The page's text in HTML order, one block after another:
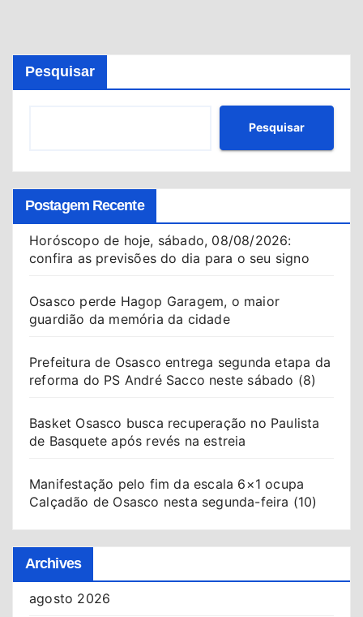
Pesquisar
Pesquisar
Postagem Recente
Horóscopo de hoje, sábado, 08/08/2026:
confira as previsões do dia para o seu signo
Osasco perde Hagop Garagem, o maior
guardião da memória da cidade
Prefeitura de Osasco entrega segunda etapa da
reforma do PS André Sacco neste sábado (8)
Basket Osasco busca recuperação no Paulista
de Basquete após revés na estreia
Manifestação pelo fim da escala 6×1 ocupa
Calçadão de Osasco nesta segunda-feira (10)
Archives
agosto 2026